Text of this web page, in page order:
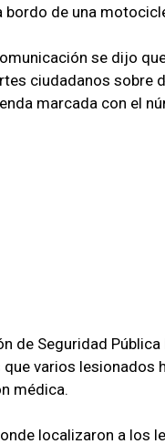
bordo de una
se dijo
ciudadanos sobre
marcada con el
de Seguridad Pública
varios lesionados
médica.
localizaron a los